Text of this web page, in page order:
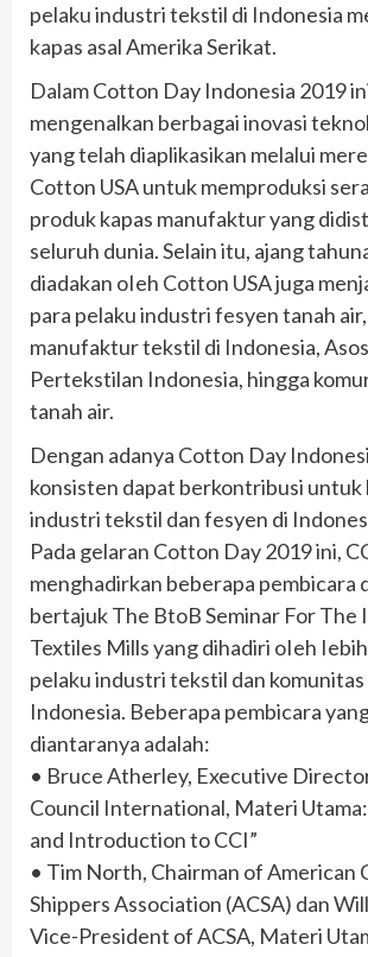
pelaku industri tekstil di Indonesia
kapas asal Amerika Serikat.
Dalam Cotton Day Indonesia 2019
mengenalkan berbagai inovasi
yang telah diaplikasikan melalui
Cotton USA untuk memproduksi
produk kapas manufaktur yang
seluruh dunia. Selain itu, ajang
diadakan oIeh Cotton USA juga
para pelaku industri fesyen tanah
manufaktur tekstil di Indonesia,
Pertekstilan Indonesia, hingga
tanah air.
Dengan adanya Cotton Day
konsisten dapat berkontribusi untuk
industri tekstil dan fesyen di
Pada gelaran Cotton Day 2019 ini,
menghadirkan beberapa pembicara
bertajuk The BtoB Seminar For The
Textiles Mills yang dihadiri oIeh
pelaku industri tekstil dan komunitas
Indonesia. Beberapa pembicara
diantaranya adalah:
• Bruce Atherley, Executive
Council International, Materi
and Introduction to CCI”
• Tim North, Chairman of American
Shippers Association (ACSA) dan
Vice-President of ACSA, Materi